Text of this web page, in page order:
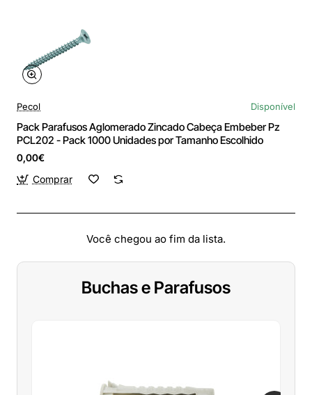
Pecol Disponível
Pack Parafusos Aglomerado Zincado Cabeça Embeber Pz
PCL202 - Pack 1000 Unidades por Tamanho Escolhido
0,00€
Comprar
Você chegou ao fim da lista.
Buchas e Parafusos